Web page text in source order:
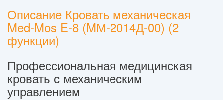
Описание Кровать механическая
Med-Mos E-8 (MМ-2014Д-00) (2
функции)
Профессиональная медицинская
кровать с механическим
управлением